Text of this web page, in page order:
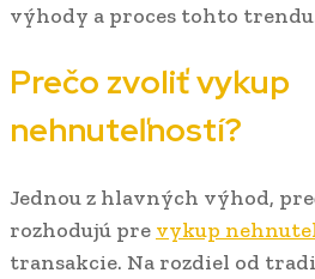
výhody a proces tohto
Prečo zvoliť vykup
nehnuteľností?
Jednou z hlavných výhod,
rozhodujú pre vykup
transakcie. Na rozdiel od